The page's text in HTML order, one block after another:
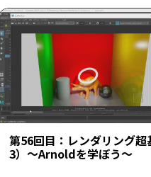
第56回目：レンダリング超
3）～Arnoldを学ぼう～